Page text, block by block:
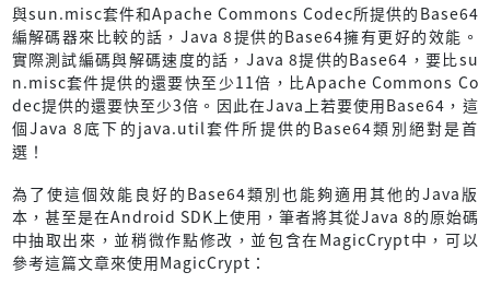
與sun.misc套件和Apache Commons Codec所提供的Base64
編解碼器來比較的話，Java 8提供的Base64擁有更好的效能。
實際測試編碼與解碼速度的話，Java 8提供的Base64，要比su
n.misc套件提供的還要快至少11倍，比Apache Commons Co
dec提供的還要快至少3倍。因此在Java上若要使用Base64，這
個Java 8底下的java.util套件所提供的Base64類別絕對是首
選！
為了使這個效能良好的Base64類別也能夠適用其他的Java版
本，甚至是在Android SDK上使用，筆者將其從Java 8的原始碼
中抽取出來，並稍微作點修改，並包含在MagicCrypt中，可以
參考這篇文章來使用MagicCrypt：